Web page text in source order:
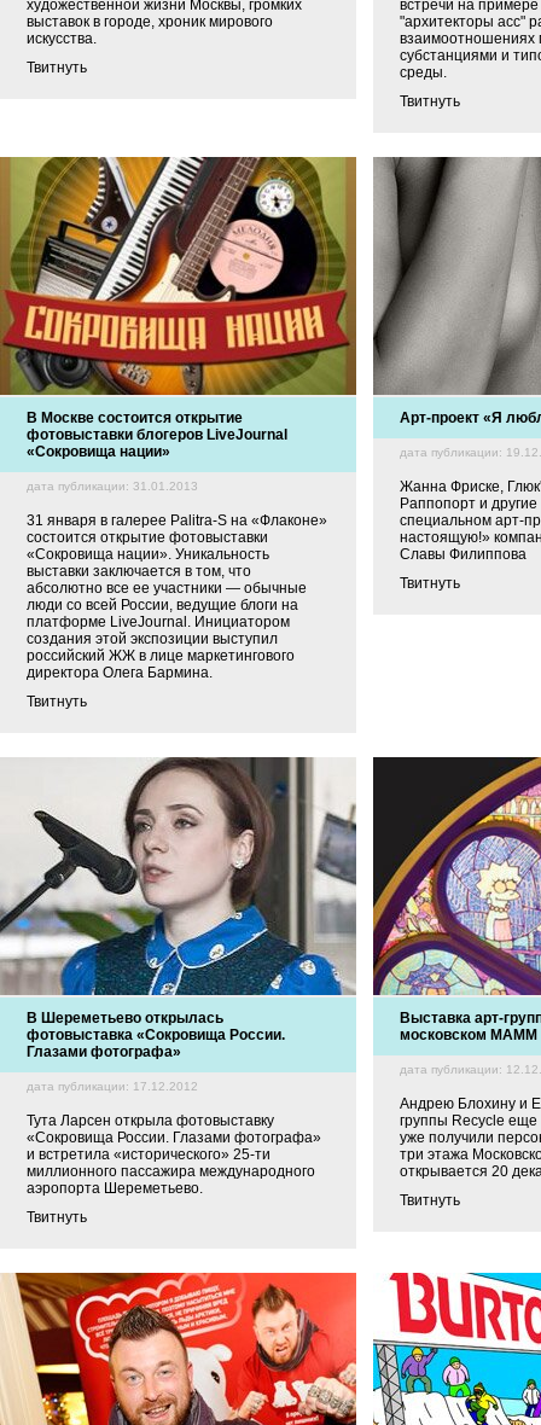
художественной жизни Москвы, громких
выставок в городе, хроник мирового
искусства.
Твитнуть
встречи на
"архитекторы асс"
субстанциями и
среды.
Твитнуть
В Москве состоится открытие
фотовыставки блогеров LiveJournal
«Сокровища нации»
дата публикации: 31.01.2013
31 января в галерее Palitra-S на «Флаконе»
состоится открытие фотовыставки
«Сокровища нации». Уникальность
выставки заключается в том, что
абсолютно все ее участники — обычные
люди со всей России, ведущие блоги на
платформе LiveJournal. Инициатором
создания этой экспозиции выступил
российский ЖЖ в лице маркетингового
директора Олега Бармина.
Твитнуть
Арт-проект «Я
дата публикации:
Жанна Фриске,
Раппопорт и
специальном арт-
настоящую!»
Славы Филиппова
Твитнуть
В Шереметьево открылась
фотовыставка «Сокровища России.
Глазами фотографа»
дата публикации: 17.12.2012
Тута Ларсен открыла фотовыставку
«Сокровища России. Глазами фотографа»
и встретила «исторического» 25-ти
миллионного пассажира международного
аэропорта Шереметьево.
Твитнуть
Выставка арт-
московском МАММ
дата публикации:
Андрею Блохину и
группы Recycle еще
уже получили
три этажа
открывается 20
Твитнуть